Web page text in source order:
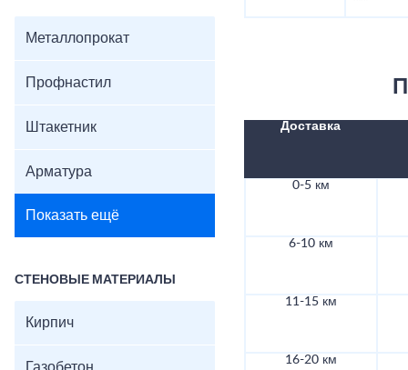
Металлопрокат
Профнастил
Штакетник
Арматура
Показать ещё
СТЕНОВЫЕ МАТЕРИАЛЫ
Кирпич
Доставка
0-5 км
6-10 км
11-15 км
16-20 км